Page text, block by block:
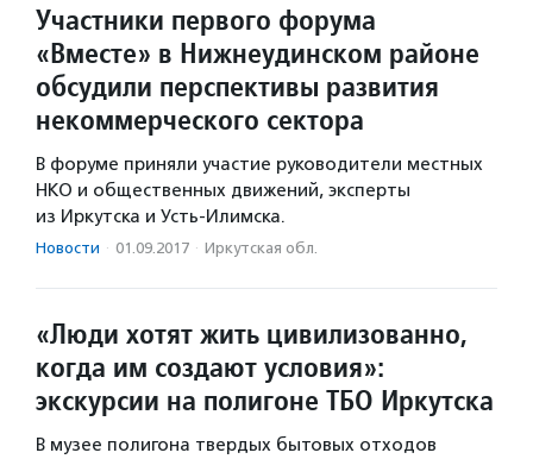
Участники первого форума
«Вместе» в Нижнеудинском районе
обсудили перспективы развития
некоммерческого сектора
В форуме приняли участие руководители местных
НКО и общественных движений, эксперты
из Иркутска и Усть-Илимска.
Новости · 01.09.2017 · Иркутская обл.
«Люди хотят жить цивилизованно,
когда им создают условия»:
экскурсии на полигоне ТБО Иркутска
В музее полигона твердых бытовых отходов